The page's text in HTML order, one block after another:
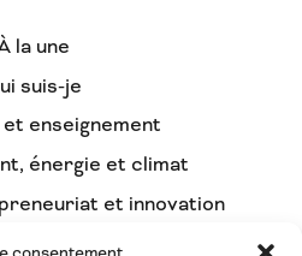
la une
suis-je
enseignement
énergie et climat
et innovation
et intelligence